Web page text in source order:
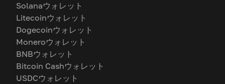
Solanaウォレット
Litecoinウォレット
Dogecoinウォレット
Moneroウォレット
BNBウォレット
Bitcoin Cashウォレット
USDCウォレット